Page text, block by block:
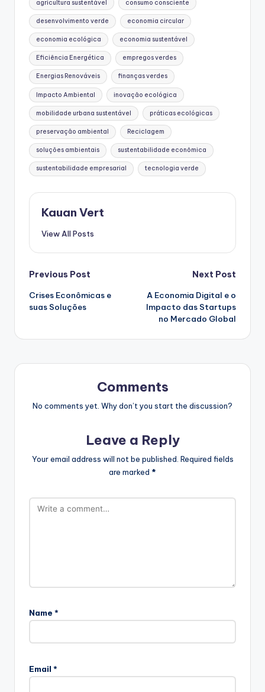
agricultura sustentável consumo consciente
desenvolvimento verde economia circular
economia ecológica economia sustentável
Eficiência Energética empregos verdes
Energias Renováveis finanças verdes
Impacto Ambiental inovação ecológica
mobilidade urbana sustentável práticas ecológicas
preservação ambiental Reciclagem
soluções ambientais sustentabilidade econômica
sustentabilidade empresarial tecnologia verde
Kauan Vert
View All Posts
Post
navigation
Previous Post
Crises Econômicas e
suas Soluções
Next Post
A Economia Digital e o
Impacto das Startups
no Mercado Global
Comments
No comments yet. Why don’t you start the discussion?
Leave a Reply
Your email address will not be published. Required fields
are marked *
Name *
Email *